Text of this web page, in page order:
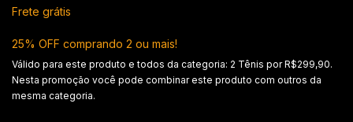
Frete grátis
25% OFF comprando 2 ou mais!
Válido para este produto e todos da categoria: 2 Tênis por R$299,90.
Nesta promoção você pode combinar este produto com outros da
mesma categoria.